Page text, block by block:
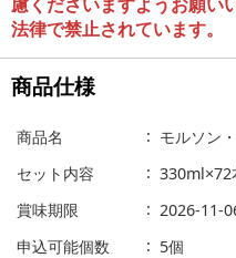
法律で禁止されています。
商品仕様
商品名
モルソン
セット内容
330ml×72
賞味期限
2026-11-
申込可能個数
5個